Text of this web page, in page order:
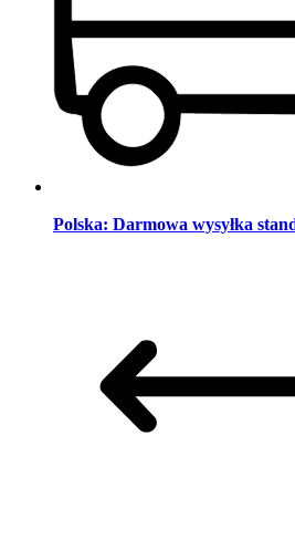
Polska: Darmowa wysyłka